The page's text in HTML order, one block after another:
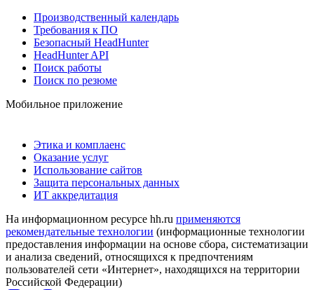
Производственный календарь
Требования к ПО
Безопасный HeadHunter
HeadHunter API
Поиск работы
Поиск по резюме
Мобильное приложение
Этика и комплаенс
Оказание услуг
Использование сайтов
Защита персональных данных
ИТ аккредитация
На информационном ресурсе hh.ru применяются
рекомендательные технологии (информационные технологии
предоставления информации на основе сбора, систематизации
и анализа сведений, относящихся к предпочтениям
пользователей сети «Интернет», находящихся на территории
Российской Федерации)